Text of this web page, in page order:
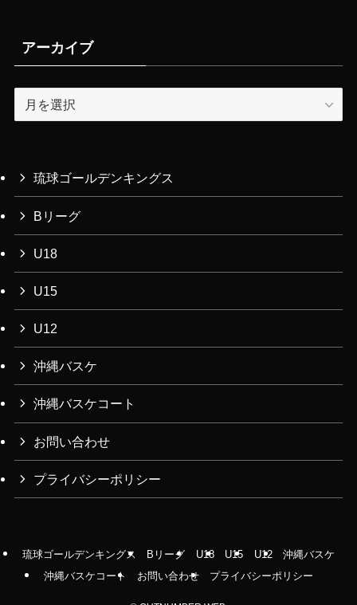
アーカイブ
ー
ブ
琉球ゴールデンキングス
Bリーグ
U18
U15
U12
沖縄バスケ
沖縄バスケコート
お問い合わせ
プライバシーポリシー
琉球ゴールデンキングス Bリーグ U18 U15 U12
沖縄バスケ
沖縄バスケコート
お問い合わせ プライバシーポリシー